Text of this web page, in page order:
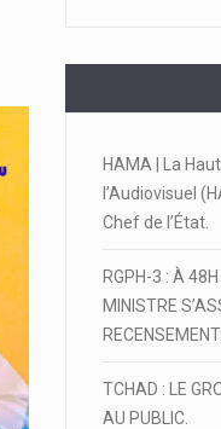
HAMA | La
l’Audiovisuel
Chef de l’État.
RGPH-3 : À
MINISTRE
RECENSEMENT.
TCHAD : LE
AU PUBLIC.